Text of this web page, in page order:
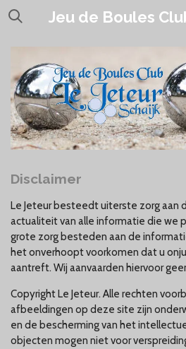
Ga
naar
hoofdinhoud
Jeu de Boules
Disclaimer
Le Jeteur besteedt uiterste zorg aan
actualiteit van alle informatie die we
grote zorg besteden aan de
het onverhoopt voorkomen dat u
aantreft. Wij aanvaarden hiervoor
Copyright Le Jeteur. Alle rechten
afbeeldingen op deze site zijn
en de bescherming van het
objecten mogen niet voor